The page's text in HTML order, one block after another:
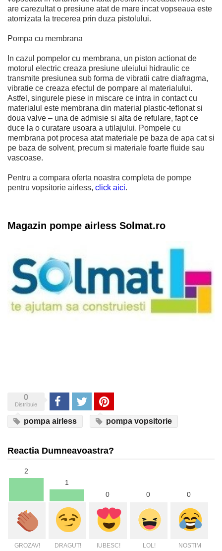
are carezultat o presiune atat de mare incat vopseaua este
atomizata la trecerea prin duza pistolului.
Pompa cu membrana
In cazul pompelor cu membrana, un piston actionat de
motorul electric creaza presiune uleiului hidraulic ce
transmite presiunea sub forma de vibratii catre diafragma,
vibratie ce creaza efectul de pompare al materialului.
Astfel, singurele piese in miscare ce intra in contact cu
materialul este membrana din material plastic-teflonat si
doua valve – una de admisie si alta de refulare, fapt ce
duce la o curatare usoara a utilajului. Pompele cu
membrana pot procesa atat materiale pe baza de apa cat si
pe baza de solvent, precum si materiale foarte fluide sau
vascoase.
Pentru a compara oferta noastra completa de pompe
pentru vopsitorie airless, click aici.
Magazin pompe airless Solmat.ro
0
Distribuie Share Tweet Pinterest
pompa airless pompa vopsitorie
Reactia Dumneavoastra?
2
GROZAV!
1
DRAGUT!
0
IUBESC!
0
LOL!
0
NOSTIM